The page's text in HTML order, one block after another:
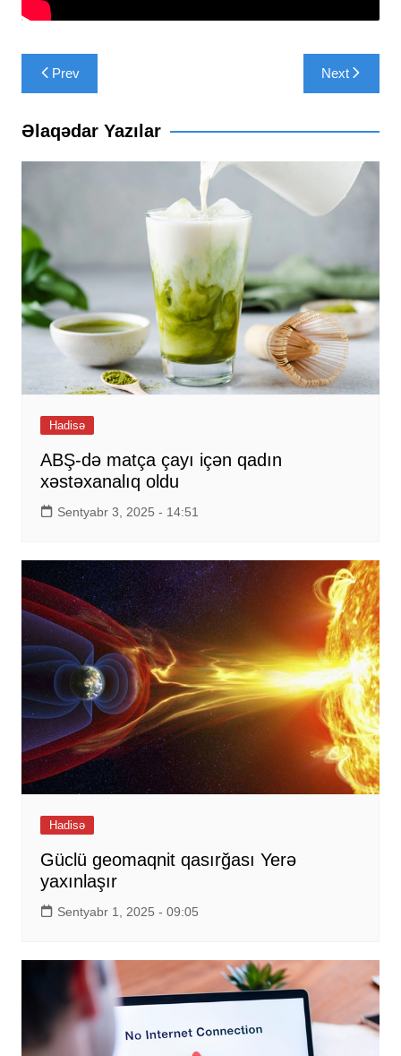
Yazı
naviqasiyası
Prev Next
Əlaqədar Yazılar
Hadisə
ABŞ-də matça çayı içən qadın
xəstəxanalıq oldu
Sentyabr 3, 2025 - 14:51
Hadisə
Güclü geomaqnit qasırğası Yerə
yaxınlaşır
Sentyabr 1, 2025 - 09:05